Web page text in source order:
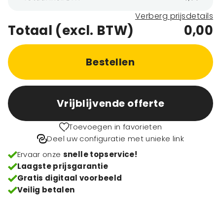
Verberg prijsdetails
Totaal (excl. BTW) 0,00
Bestellen
Vrijblijvende offerte
Toevoegen in favorieten
Deel uw configuratie met unieke link
Ervaar onze snelle topservice!
Laagste prijsgarantie
Gratis digitaal voorbeeld
Veilig betalen